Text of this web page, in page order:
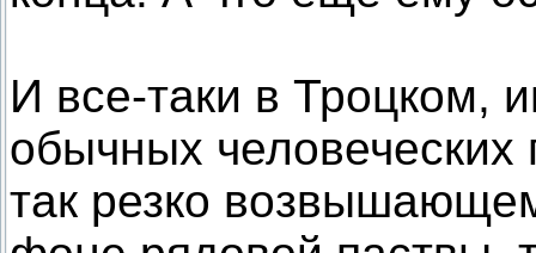
И все-таки в Троцком,
обычных человеческих
так резко